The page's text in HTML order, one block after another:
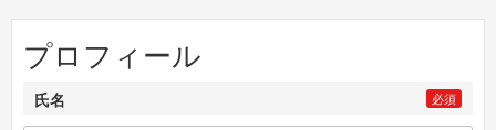
プロフィール
氏名 必須